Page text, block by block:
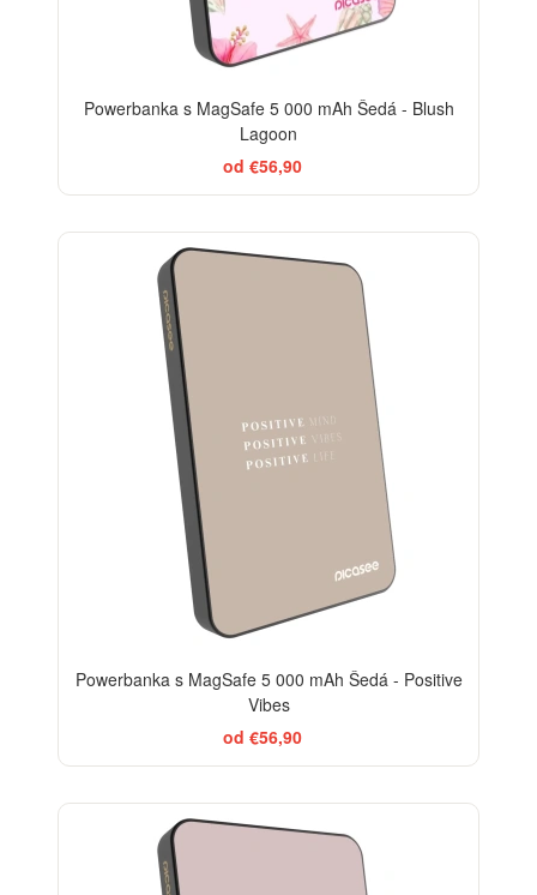
Powerbanka s MagSafe 5 000 mAh Šedá - Blush
Lagoon
od €56,90
Powerbanka s MagSafe 5 000 mAh Šedá - Positive
Vibes
od €56,90